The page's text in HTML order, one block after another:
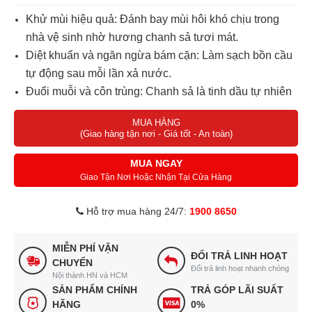
Khử mùi hiệu quả: Đánh bay mùi hôi khó chịu trong
nhà vệ sinh nhờ hương chanh sả tươi mát.
Diệt khuẩn và ngăn ngừa bám cặn: Làm sạch bồn cầu
tự động sau mỗi lần xả nước.
Đuổi muỗi và côn trùng: Chanh sả là tinh dầu tự nhiên
giúp xua đuổi côn trùng hiệu quả.
Sử dụng đơn giản, không cần cọ rửa thường xuyên.
Tiết kiệm thời gian và chi phí vệ sinh hằng ngày.
MUA HÀNG
(Giao hàng tận nơi - Giá tốt - An toàn)
MUA NGAY
Giao Tận Nơi Hoặc Nhận Tại Cửa Hàng
Hỗ trợ mua hàng 24/7: 1900 8650
MIỄN PHÍ VẬN
CHUYỂN
Nội thành HN và HCM
ĐỔI TRẢ LINH HOẠT
Đổi trả linh hoạt nhanh chóng
SẢN PHẨM CHÍNH
HÃNG
TRẢ GÓP LÃI SUẤT
0%